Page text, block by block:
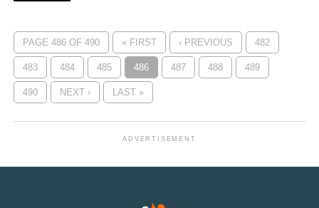
PAGE 486 OF 490 « FIRST ‹ PREVIOUS 482
483 484 485 486 487 488 489
490 NEXT › LAST »
ADVERTISEMENT